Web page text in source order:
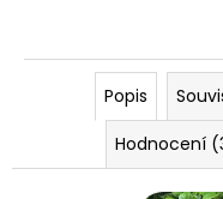
Popis
Hodnocení